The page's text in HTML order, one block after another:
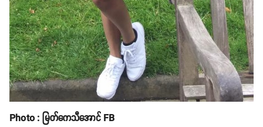
Photo : မြတ်ကေသီအောင် FB